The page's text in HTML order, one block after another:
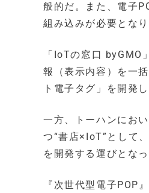
般的だ。また、電子
組み込みが必要とな
「IoTの窓口
報（表示内容）を一
ト電子タグ」を開発し
一方、トーハンにお
つ“書店×IoT”として
を開発する運びとなっ
『次世代型電子POP